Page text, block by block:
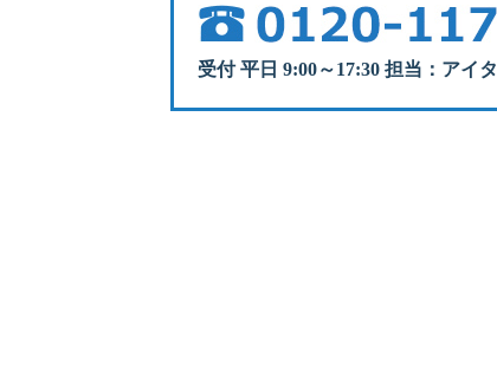
受付 平日 9:00～17:30 担当：アイタ